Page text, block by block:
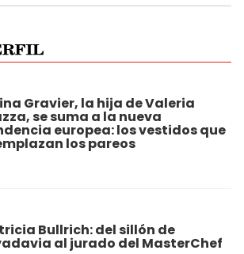
Gravier, la hija de Valeria
se suma a la nueva
europea: los vestidos que
los pareos
Bullrich: del sillón de
al jurado del MasterChef